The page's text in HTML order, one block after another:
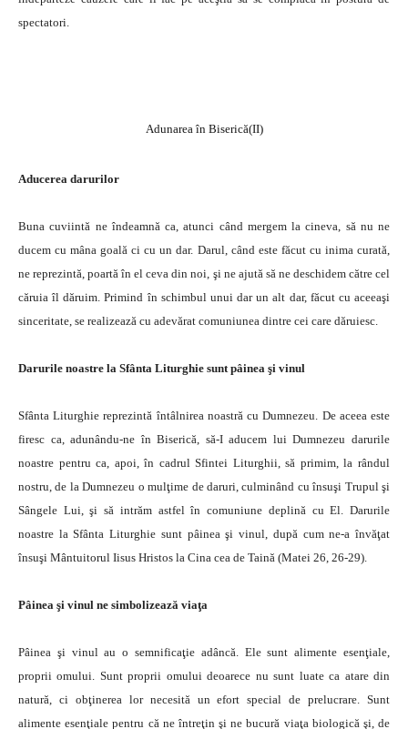
spectatori.
Adunarea în Biserică(II)
Aducerea darurilor
Buna cuviintă ne îndeamnă ca, atunci când mergem la cineva, să nu ne
ducem cu mâna goală ci cu un dar. Darul, când este făcut cu inima curată,
ne reprezintă, poartă în el ceva din noi, şi ne ajută să ne deschidem către cel
căruia îl dăruim. Primind în schimbul unui dar un alt dar, făcut cu aceeaşi
sinceritate, se realizează cu adevărat comuniunea dintre cei care dăruiesc.
Darurile noastre la Sfânta Liturghie sunt pâinea şi vinul
Sfânta Liturghie reprezintă întâlnirea noastră cu Dumnezeu. De aceea este
firesc ca, adunându-ne în Biserică, să-I aducem lui Dumnezeu darurile
noastre pentru ca, apoi, în cadrul Sfintei Liturghii, să primim, la rândul
nostru, de la Dumnezeu o mulţime de daruri, culminând cu însuşi Trupul şi
Sângele Lui, şi să intrăm astfel în comuniune deplină cu El. Darurile
noastre la Sfânta Liturghie sunt pâinea şi vinul, după cum ne-a învăţat
însuşi Mântuitorul Iisus Hristos la Cina cea de Taină (Matei 26, 26-29).
Pâinea şi vinul ne simbolizează viaţa
Pâinea şi vinul au o semnificaţie adâncă. Ele sunt alimente esenţiale,
proprii omului. Sunt proprii omului deoarece nu sunt luate ca atare din
natură, ci obţinerea lor necesită un efort special de prelucrare. Sunt
alimente esenţiale pentru că ne întreţin şi ne bucură viaţa biologică şi, de